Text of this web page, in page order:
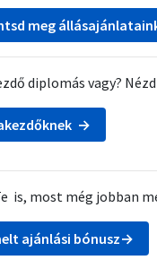
meg
diplomás vagy?
→
is, most még jobban
ajánlási bónusz→